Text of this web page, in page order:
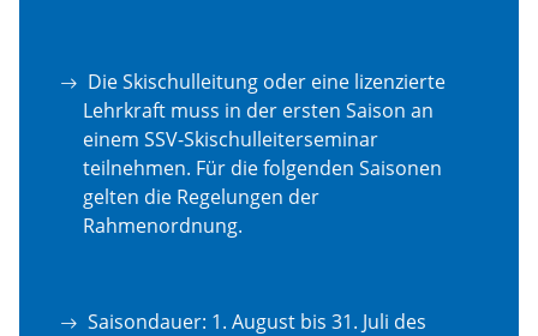
Die Skischulleitung oder eine lizenzierte
Lehrkraft muss in der ersten Saison an
einem SSV-Skischulleiterseminar
teilnehmen. Für die folgenden Saisonen
gelten die Regelungen der
Rahmenordnung.
Saisondauer: 1. August bis 31. Juli des